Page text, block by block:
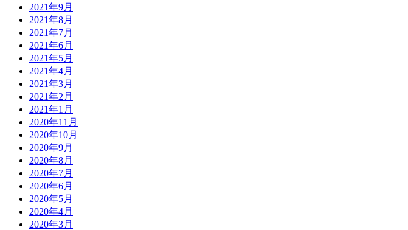
2021年9月
2021年8月
2021年7月
2021年6月
2021年5月
2021年4月
2021年3月
2021年2月
2021年1月
2020年11月
2020年10月
2020年9月
2020年8月
2020年7月
2020年6月
2020年5月
2020年4月
2020年3月